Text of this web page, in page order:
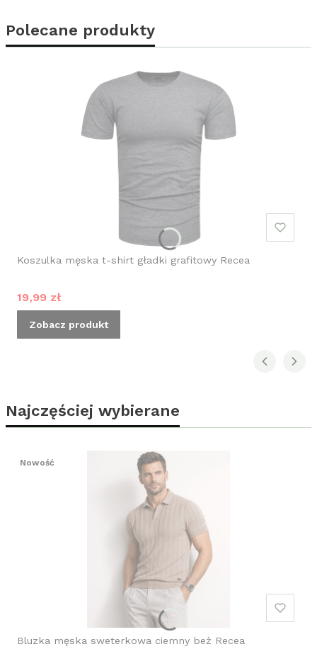
Polecane produkty
Koszulka męska t-shirt gładki grafitowy Recea
Cena promocyjna
19,99 zł
Zobacz produkt
Najczęściej wybierane
Nowość
Bluzka męska sweterkowa ciemny beż Recea